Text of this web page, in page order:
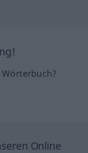
Online